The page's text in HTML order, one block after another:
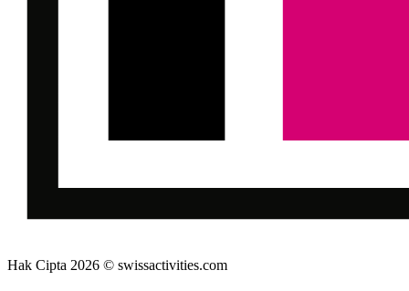
Hak Cipta 2026 © swissactivities.com